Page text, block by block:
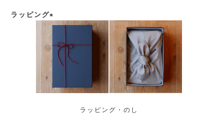
ラッピング
須)
ラッピング・のし